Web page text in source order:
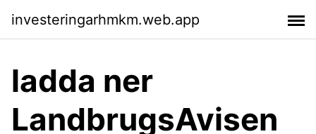
investeringarhmkm.web.app
ladda ner
LandbrugsAvisen